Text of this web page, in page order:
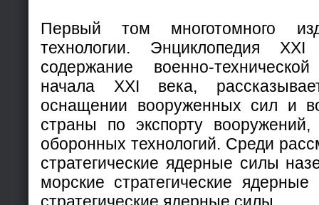
Первый том многотомного
технологии. Энциклопедия
содержание военно-
начала ХХI века,
оснащении вооруженных сил и
страны по экспорту
оборонных технологий. Среди
стратегические ядерные силы
морские стратегические